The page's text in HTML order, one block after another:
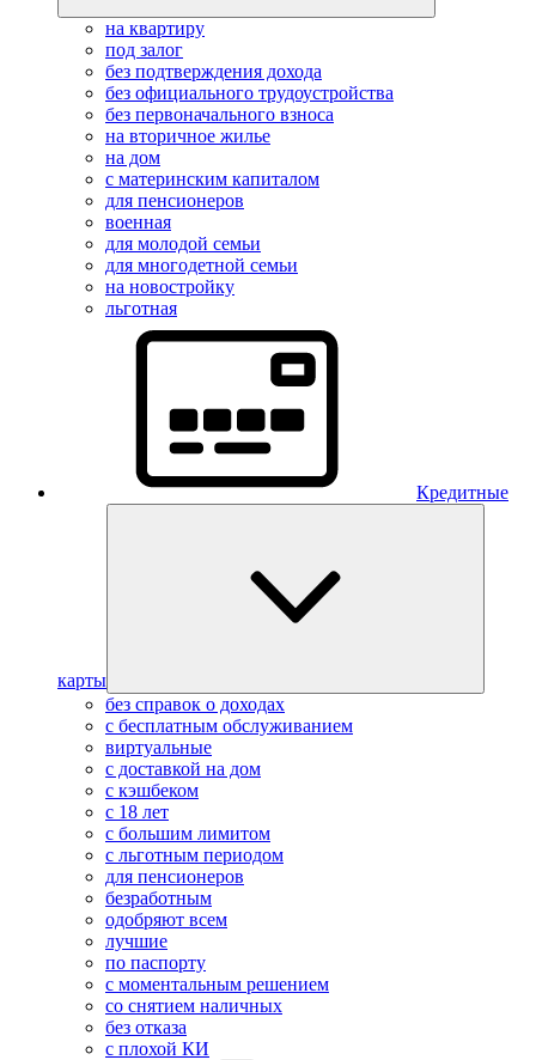
на квартиру
под залог
без подтверждения дохода
без официального трудоустройства
без первоначального взноса
на вторичное жилье
на дом
с материнским капиталом
для пенсионеров
военная
для молодой семьи
для многодетной семьи
на новостройку
льготная
Кредитные
карты
без справок о доходах
с бесплатным обслуживанием
виртуальные
с доставкой на дом
с кэшбеком
с 18 лет
с большим лимитом
с льготным периодом
для пенсионеров
безработным
одобряют всем
лучшие
по паспорту
с моментальным решением
со снятием наличных
без отказа
с плохой КИ